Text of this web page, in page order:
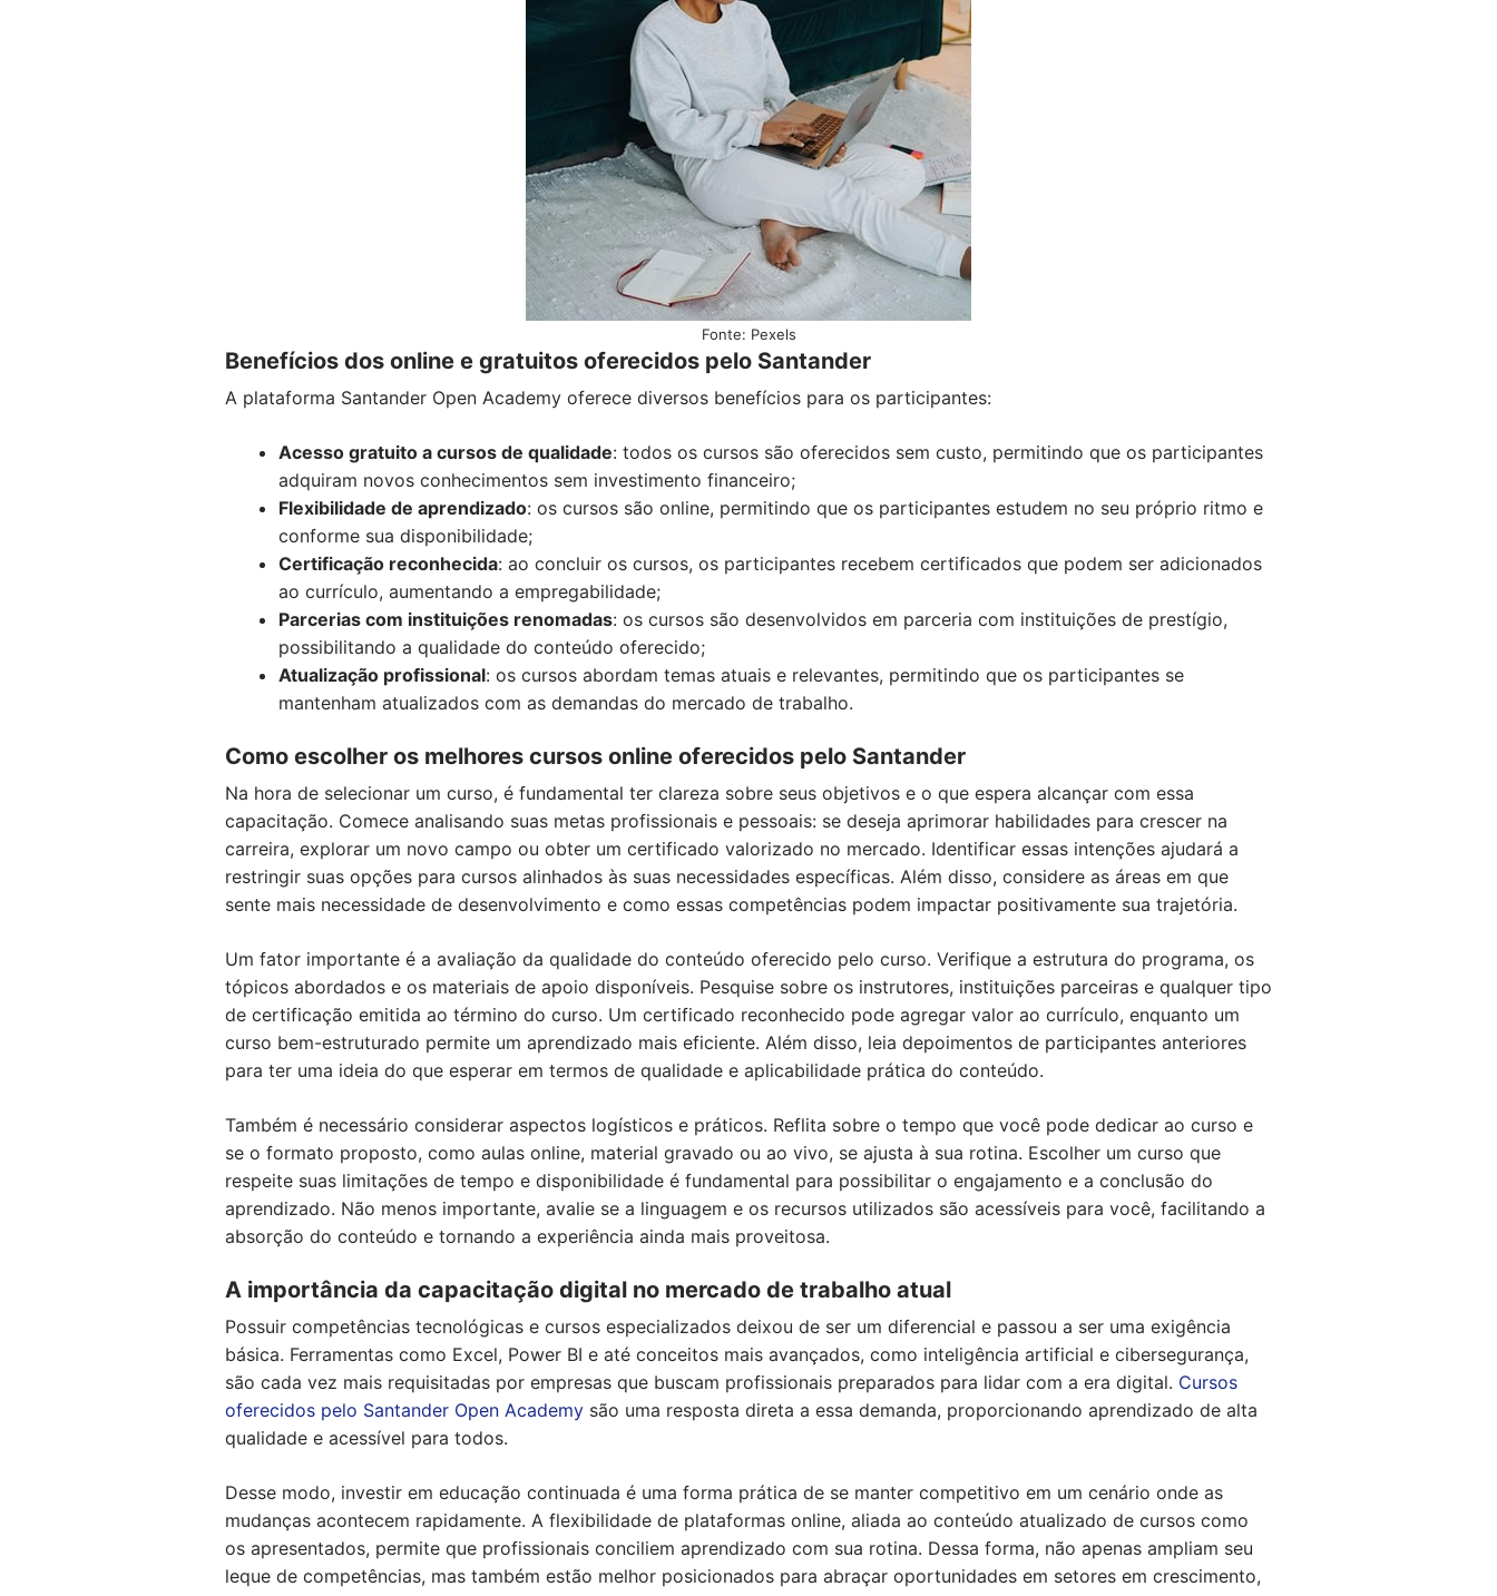
Fonte: Pexels
Benefícios dos online e gratuitos oferecidos pelo Santander
A plataforma Santander Open Academy oferece diversos benefícios para os participantes:
Acesso gratuito a cursos de qualidade: todos os cursos são oferecidos sem custo, permitindo que os participantes
adquiram novos conhecimentos sem investimento financeiro;
Flexibilidade de aprendizado: os cursos são online, permitindo que os participantes estudem no seu próprio ritmo e
conforme sua disponibilidade;
Certificação reconhecida: ao concluir os cursos, os participantes recebem certificados que podem ser adicionados
ao currículo, aumentando a empregabilidade;
Parcerias com instituições renomadas: os cursos são desenvolvidos em parceria com instituições de prestígio,
possibilitando a qualidade do conteúdo oferecido;
Atualização profissional: os cursos abordam temas atuais e relevantes, permitindo que os participantes se
mantenham atualizados com as demandas do mercado de trabalho.
Como escolher os melhores cursos online oferecidos pelo Santander
Na hora de selecionar um curso, é fundamental ter clareza sobre seus objetivos e o que espera alcançar com essa
capacitação. Comece analisando suas metas profissionais e pessoais: se deseja aprimorar habilidades para crescer na
carreira, explorar um novo campo ou obter um certificado valorizado no mercado. Identificar essas intenções ajudará a
restringir suas opções para cursos alinhados às suas necessidades específicas. Além disso, considere as áreas em que
sente mais necessidade de desenvolvimento e como essas competências podem impactar positivamente sua trajetória.
Um fator importante é a avaliação da qualidade do conteúdo oferecido pelo curso. Verifique a estrutura do programa, os
tópicos abordados e os materiais de apoio disponíveis. Pesquise sobre os instrutores, instituições parceiras e qualquer tipo
de certificação emitida ao término do curso. Um certificado reconhecido pode agregar valor ao currículo, enquanto um
curso bem-estruturado permite um aprendizado mais eficiente. Além disso, leia depoimentos de participantes anteriores
para ter uma ideia do que esperar em termos de qualidade e aplicabilidade prática do conteúdo.
Também é necessário considerar aspectos logísticos e práticos. Reflita sobre o tempo que você pode dedicar ao curso e
se o formato proposto, como aulas online, material gravado ou ao vivo, se ajusta à sua rotina. Escolher um curso que
respeite suas limitações de tempo e disponibilidade é fundamental para possibilitar o engajamento e a conclusão do
aprendizado. Não menos importante, avalie se a linguagem e os recursos utilizados são acessíveis para você, facilitando a
absorção do conteúdo e tornando a experiência ainda mais proveitosa.
A importância da capacitação digital no mercado de trabalho atual
Possuir competências tecnológicas e cursos especializados deixou de ser um diferencial e passou a ser uma exigência
básica. Ferramentas como Excel, Power BI e até conceitos mais avançados, como inteligência artificial e cibersegurança,
são cada vez mais requisitadas por empresas que buscam profissionais preparados para lidar com a era digital. Cursos
oferecidos pelo Santander Open Academy são uma resposta direta a essa demanda, proporcionando aprendizado de alta
qualidade e acessível para todos.
Desse modo, investir em educação continuada é uma forma prática de se manter competitivo em um cenário onde as
mudanças acontecem rapidamente. A flexibilidade de plataformas online, aliada ao conteúdo atualizado de cursos como
os apresentados, permite que profissionais conciliem aprendizado com sua rotina. Dessa forma, não apenas ampliam seu
leque de competências, mas também estão melhor posicionados para abraçar oportunidades em setores em crescimento,